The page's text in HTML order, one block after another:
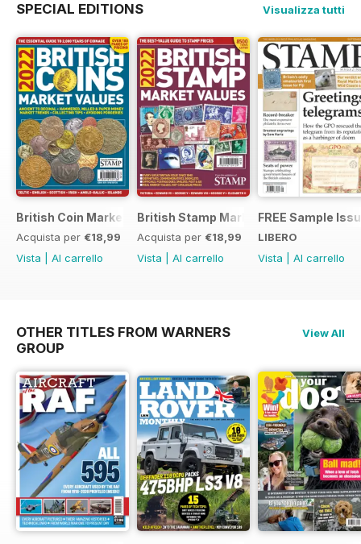
SPECIAL EDITIONS Visualizza tutti
British Coin Market Values 2022
Acquista per €18,99
Vista
Al carrello
British Stamp Market Values 2022
Acquista per €18,99
Vista
Al carrello
FREE Sample
LIBERO
Vista
Al carrello
OTHER TITLES FROM WARNERS
GROUP
View All